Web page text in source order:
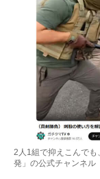
2人1組で抑えこんでも
発」の公式チャンネル